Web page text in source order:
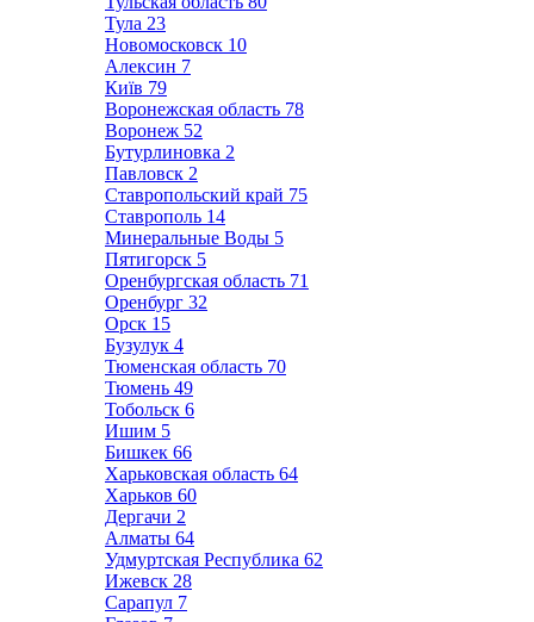
Тула 23
Новомосковск 10
Алексин 7
Київ 79
Воронежская область 78
Воронеж 52
Бутурлиновка 2
Павловск 2
Ставропольский край 75
Ставрополь 14
Минеральные Воды 5
Пятигорск 5
Оренбургская область 71
Оренбург 32
Орск 15
Бузулук 4
Тюменская область 70
Тюмень 49
Тобольск 6
Ишим 5
Бишкек 66
Харьковская область 64
Харьков 60
Дергачи 2
Алматы 64
Удмуртская Республика 62
Ижевск 28
Сарапул 7